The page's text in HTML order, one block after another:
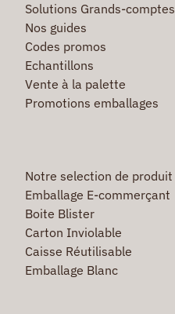
Solutions Grands-comptes
Nos guides
Codes promos
Echantillons
Vente à la palette
Promotions emballages
Notre selection de produit
Emballage E-commerçant
Boite Blister
Carton Inviolable
Caisse Réutilisable
Emballage Blanc